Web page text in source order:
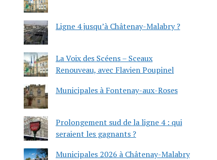
Ligne 4 jusqu’à Châtenay-Malabry ?
La Voix des Scéens – Sceaux
Renouveau, avec Flavien Poupinel
Municipales à Fontenay-aux-Roses
Prolongement sud de la ligne 4 : qui
seraient les gagnants ?
Municipales 2026 à Châtenay-Malabry